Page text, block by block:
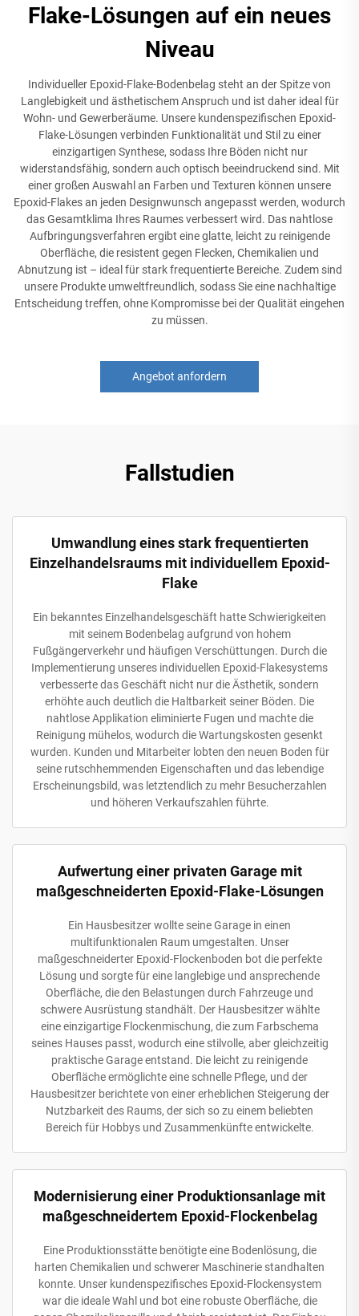
Flake-Lösungen auf ein neues
Niveau
Individueller Epoxid-Flake-Bodenbelag steht an der Spitze von
Langlebigkeit und ästhetischem Anspruch und ist daher ideal für
Wohn- und Gewerberäume. Unsere kundenspezifischen Epoxid-
Flake-Lösungen verbinden Funktionalität und Stil zu einer
einzigartigen Synthese, sodass Ihre Böden nicht nur
widerstandsfähig, sondern auch optisch beeindruckend sind. Mit
einer großen Auswahl an Farben und Texturen können unsere
Epoxid-Flakes an jeden Designwunsch angepasst werden, wodurch
das Gesamtklima Ihres Raumes verbessert wird. Das nahtlose
Aufbringungsverfahren ergibt eine glatte, leicht zu reinigende
Oberfläche, die resistent gegen Flecken, Chemikalien und
Abnutzung ist – ideal für stark frequentierte Bereiche. Zudem sind
unsere Produkte umweltfreundlich, sodass Sie eine nachhaltige
Entscheidung treffen, ohne Kompromisse bei der Qualität eingehen
zu müssen.
Angebot anfordern
Fallstudien
Umwandlung eines stark frequentierten
Einzelhandelsraums mit individuellem Epoxid-
Flake
Ein bekanntes Einzelhandelsgeschäft hatte Schwierigkeiten
mit seinem Bodenbelag aufgrund von hohem
Fußgängerverkehr und häufigen Verschüttungen. Durch die
Implementierung unseres individuellen Epoxid-Flakesystems
verbesserte das Geschäft nicht nur die Ästhetik, sondern
erhöhte auch deutlich die Haltbarkeit seiner Böden. Die
nahtlose Applikation eliminierte Fugen und machte die
Reinigung mühelos, wodurch die Wartungskosten gesenkt
wurden. Kunden und Mitarbeiter lobten den neuen Boden für
seine rutschhemmenden Eigenschaften und das lebendige
Erscheinungsbild, was letztendlich zu mehr Besucherzahlen
und höheren Verkaufszahlen führte.
Aufwertung einer privaten Garage mit
maßgeschneiderten Epoxid-Flake-Lösungen
Ein Hausbesitzer wollte seine Garage in einen
multifunktionalen Raum umgestalten. Unser
maßgeschneiderter Epoxid-Flockenboden bot die perfekte
Lösung und sorgte für eine langlebige und ansprechende
Oberfläche, die den Belastungen durch Fahrzeuge und
schwere Ausrüstung standhält. Der Hausbesitzer wählte
eine einzigartige Flockenmischung, die zum Farbschema
seines Hauses passt, wodurch eine stilvolle, aber gleichzeitig
praktische Garage entstand. Die leicht zu reinigende
Oberfläche ermöglichte eine schnelle Pflege, und der
Hausbesitzer berichtete von einer erheblichen Steigerung der
Nutzbarkeit des Raums, der sich so zu einem beliebten
Bereich für Hobbys und Zusammenkünfte entwickelte.
Modernisierung einer Produktionsanlage mit
maßgeschneidertem Epoxid-Flockenbelag
Eine Produktionsstätte benötigte eine Bodenlösung, die
harten Chemikalien und schwerer Maschinerie standhalten
konnte. Unser kundenspezifisches Epoxid-Flockensystem
war die ideale Wahl und bot eine robuste Oberfläche, die